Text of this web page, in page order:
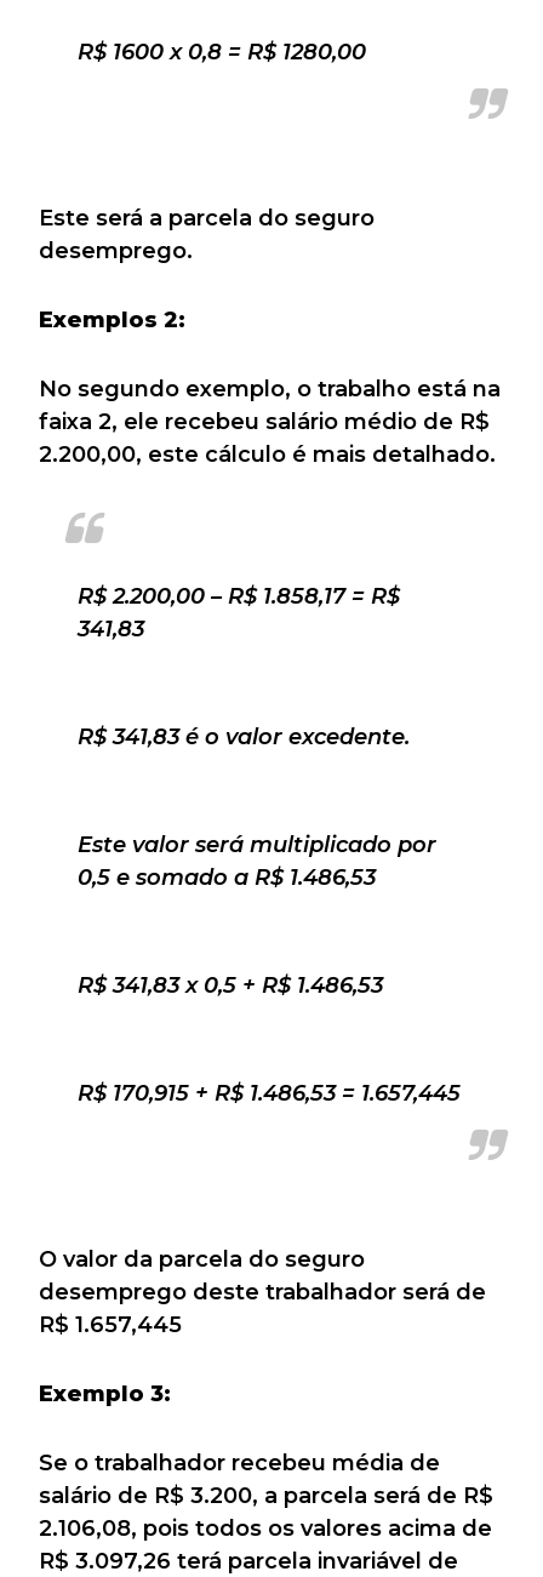
R$ 1600 x 0,8 = R$ 1280,00
Este será a parcela do seguro
desemprego.
Exemplos 2:
No segundo exemplo, o trabalho está na
faixa 2, ele recebeu salário médio de R$
2.200,00, este cálculo é mais detalhado.
R$ 2.200,00 – R$ 1.858,17 = R$
341,83
R$ 341,83 é o valor excedente.
Este valor será multiplicado por
0,5 e somado a R$ 1.486,53
R$ 341,83 x 0,5 + R$ 1.486,53
R$ 170,915 + R$ 1.486,53 = 1.657,445
O valor da parcela do seguro
desemprego deste trabalhador será de
R$ 1.657,445
Exemplo 3:
Se o trabalhador recebeu média de
salário de R$ 3.200, a parcela será de R$
2.106,08, pois todos os valores acima de
R$ 3.097,26 terá parcela invariável de